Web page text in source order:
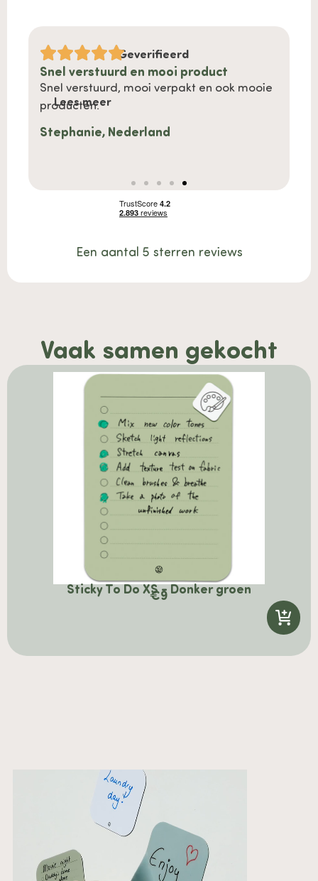
Geverifieerd
Snel verstuurd en mooi product
Snel verstuurd, mooi verpakt en ook mooie
producten.
Lees meer
Stephanie, Nederland
Een aantal 5 sterren reviews
Vaak samen gekocht
Sticky To Do XS - Donker groen
€9